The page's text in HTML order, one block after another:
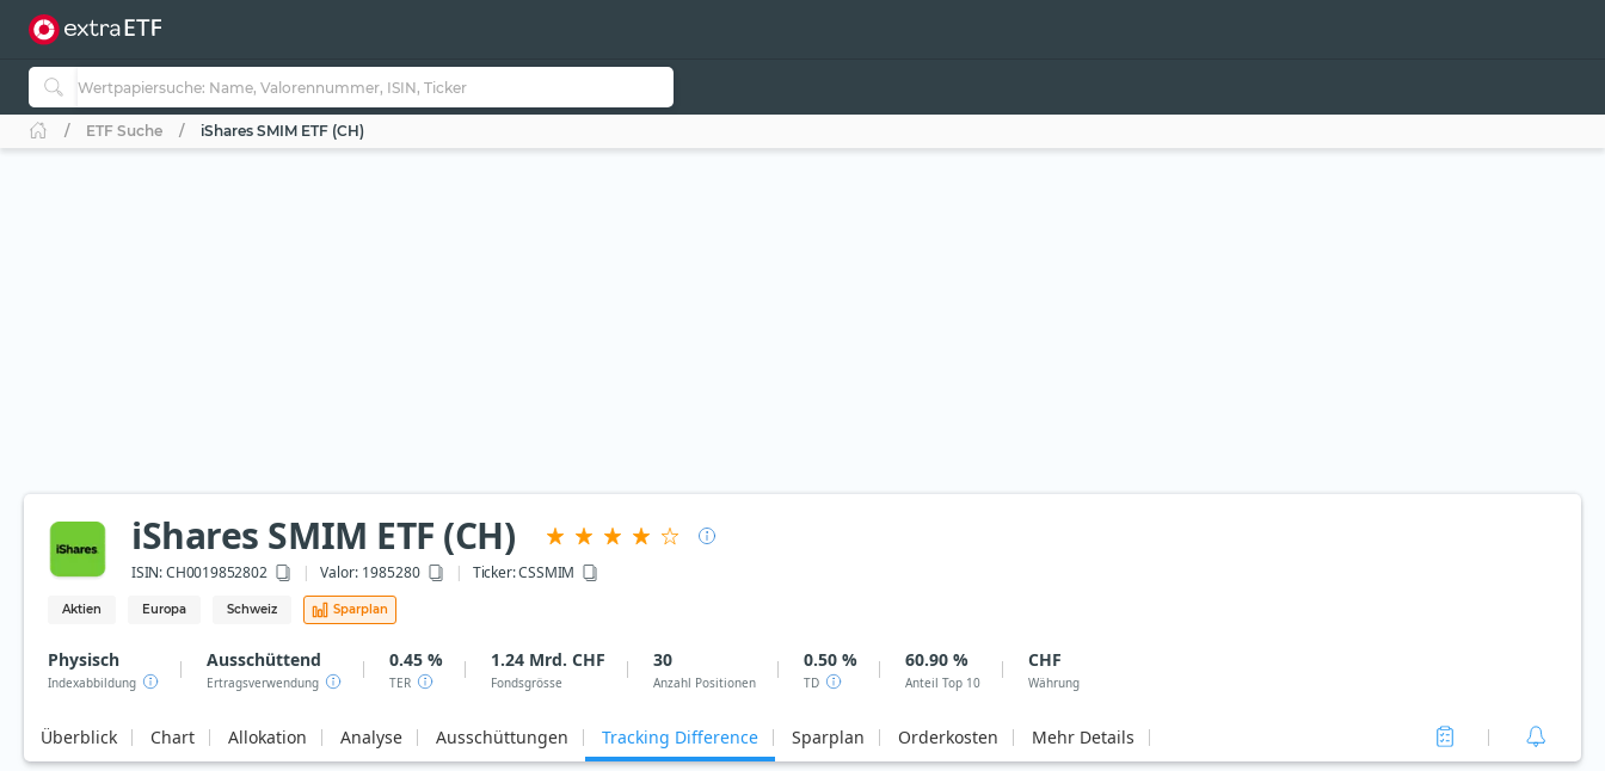
ETF Suche iShares SMIM ETF (CH)
iShares SMIM ETF (CH)
ISIN:CH0019852802 Valor: 1985280 Ticker:CSSMIM
Aktien Europa Schweiz Sparplan
Physisch
Indexabbildung
Ausschüttend
Ertragsverwendung
0.45 %
TER
1.24 Mrd. CHF
Fondsgrösse
30
Anzahl Positionen
0.50 %
TD
60.90 %
Anteil Top 10
CHF
Währung
Überblick Chart Allokation Analyse Ausschüttungen Tracking Difference Sparplan Orderkosten Mehr Details